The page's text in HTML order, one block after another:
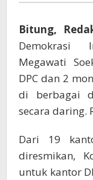
Bitung,
Demokrasi
Megawati
DPC dan 2
di berbagai
secara daring.
Dari 19
diresmikan,
untuk kantor